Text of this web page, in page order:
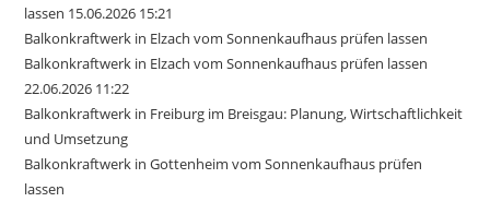
lassen 15.06.2026 15:21
Balkonkraftwerk in Elzach vom Sonnenkaufhaus prüfen lassen
Balkonkraftwerk in Elzach vom Sonnenkaufhaus prüfen lassen
22.06.2026 11:22
Balkonkraftwerk in Freiburg im Breisgau: Planung, Wirtschaftlichkeit
und Umsetzung
Balkonkraftwerk in Gottenheim vom Sonnenkaufhaus prüfen
lassen